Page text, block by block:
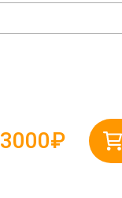
3000₽